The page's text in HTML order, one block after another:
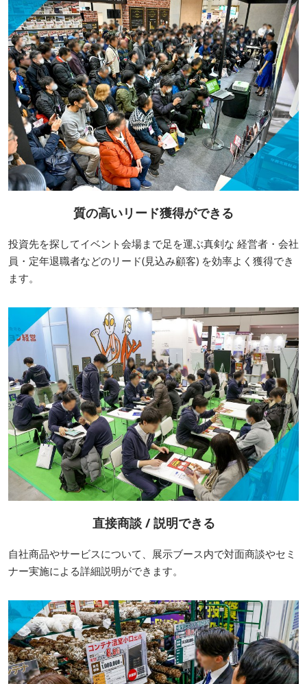
質の高いリード獲得ができる
投資先を探してイベント会場まで足を運ぶ真剣な 経営者・会社
員・定年退職者などのリード(見込み顧客) を効率よく獲得でき
ます。
直接商談 / 説明できる
自社商品やサービスについて、展示ブース内で対面商談やセミ
ナー実施による詳細説明ができます。